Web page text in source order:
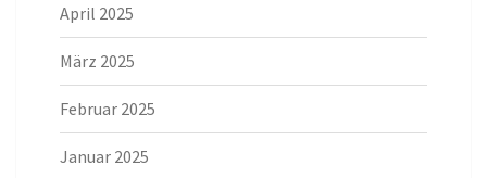
April 2025
März 2025
Februar 2025
Januar 2025